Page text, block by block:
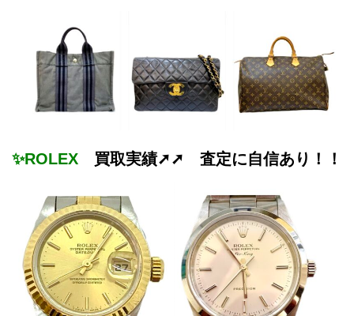
✨ROLEX 買取実績➚➚ 査定に自信あり！！